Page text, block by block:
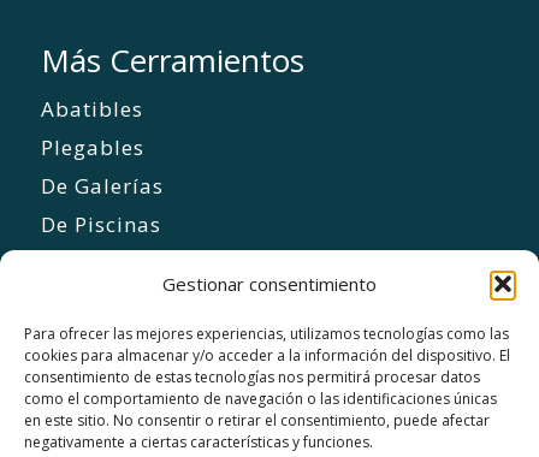
Gestionar consentimiento
Para ofrecer las mejores experiencias, utilizamos tecnologías como las
cookies para almacenar y/o acceder a la información del dispositivo. El
consentimiento de estas tecnologías nos permitirá procesar datos
como el comportamiento de navegación o las identificaciones únicas
en este sitio. No consentir o retirar el consentimiento, puede afectar
negativamente a ciertas características y funciones.
Más Cerramientos
Abatibles
Plegables
De Galerías
De Piscinas
De Aulas
De Coworking
Para Separar Ambientes